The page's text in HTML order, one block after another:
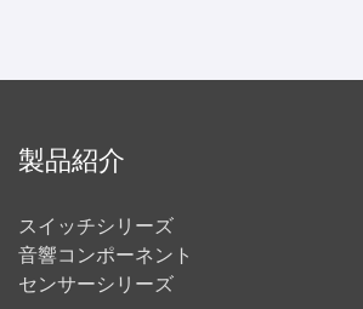
製品紹介
スイッチシリーズ
音響コンポーネント
センサーシリーズ